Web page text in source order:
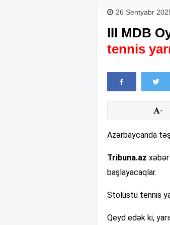
26 Sentyabr
III MDB
tennis
-
Azərbaycanda
Tribuna.az
başlayacaqlar.
Stolüstü tennis
Qeyd edək ki,